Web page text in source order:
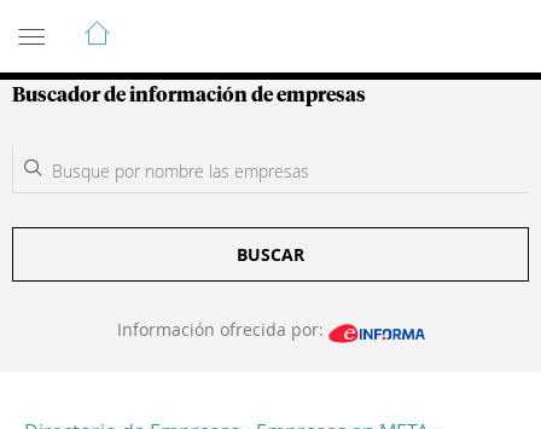
Guía de Empresas Colombianas
Buscador de información de empresas
BUSCAR
Información ofrecida por: